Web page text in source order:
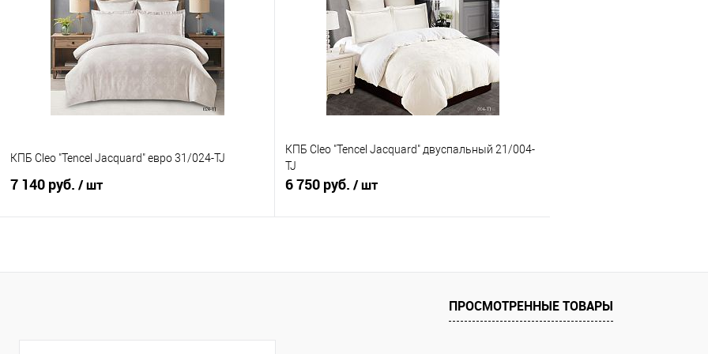
Купить в 1 клик
Сравнение
В избранное
В наличии
Купить в 1 клик
Сравнение
В избранное
В наличии
КПБ Cleo "Tencel Jacquard" евро 31/024-TJ
7 140 руб. / шт
КПБ Cleo "Tencel Jacquard" двуспальный 21/004-
TJ
6 750 руб. / шт
ПРОСМОТРЕННЫЕ ТОВАРЫ